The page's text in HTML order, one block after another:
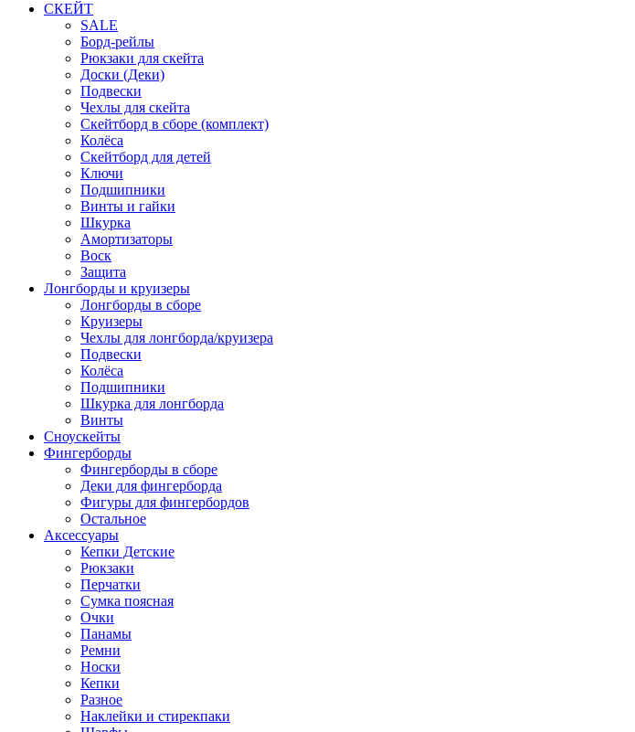
СКЕЙТ
SALE
Борд-рейлы
Рюкзаки для скейта
Доски (Деки)
Подвески
Чехлы для скейта
Скейтборд в сборе (комплект)
Колёса
Скейтборд для детей
Ключи
Подшипники
Винты и гайки
Шкурка
Амортизаторы
Воск
Защита
Лонгборды и круизеры
Лонгборды в сборе
Круизеры
Чехлы для лонгборда/круизера
Подвески
Колёса
Подшипники
Шкурка для лонгборда
Винты
Сноускейты
Фингерборды
Фингерборды в сборе
Деки для фингерборда
Фигуры для фингербордов
Остальное
Аксессуары
Кепки Детские
Рюкзаки
Перчатки
Сумка поясная
Очки
Панамы
Ремни
Носки
Кепки
Разное
Наклейки и стирекпаки